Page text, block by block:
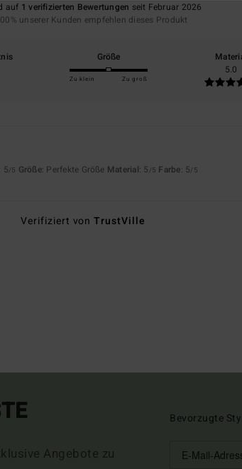
auf 1 verifizierten Bewertungen seit Februar 2026
unserer Kunden empfehlen dieses Produkt
Größe
Zu klein Zu groß
5.0
: 5/5 Größe: Perfekte Größe Material: 5 /5 Farbe: 5/5
Verifiziert vonTrustVille
Angebote zu
Bevorzugte